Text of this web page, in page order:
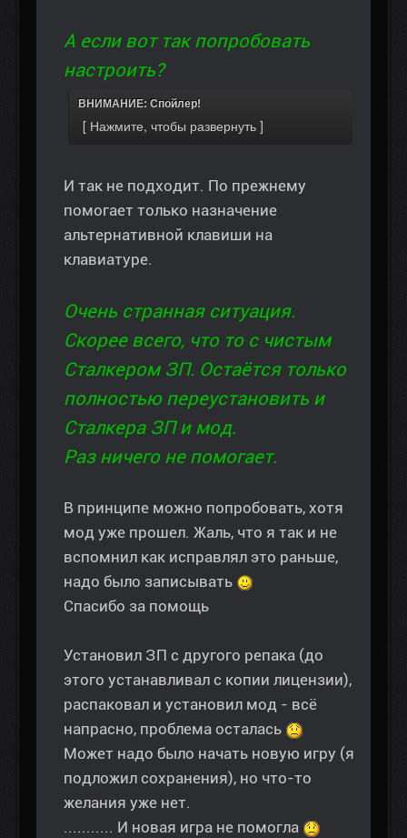
А если вот так попробовать
настроить?
ВНИМАНИЕ: Спойлер!
И так не подходит. По прежнему
помогает только назначение
альтернативной клавиши на
клавиатуре.
Очень странная ситуация.
Скорее всего, что то с чистым
Сталкером ЗП. Остаётся только
полностью переустановить и
Сталкера ЗП и мод.
Раз ничего не помогает.
В принципе можно попробовать, хотя
мод уже прошел. Жаль, что я так и не
вспомнил как исправлял это раньше,
надо было записывать
Спасибо за помощь
Установил ЗП с другого репака (до
этого устанавливал с копии лицензии),
распаковал и установил мод - всё
напрасно, проблема осталась
Может надо было начать новую игру (я
подложил сохранения), но что-то
желания уже нет.
........... И новая игра не помогла